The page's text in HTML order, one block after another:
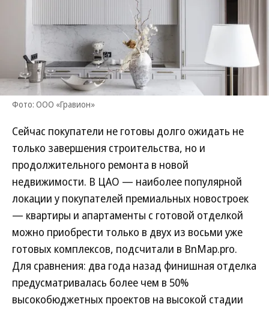
Фото: ООО «Гравион»
Сейчас покупатели не готовы долго ожидать не
только завершения строительства, но и
продолжительного ремонта в новой
недвижимости. В ЦАО — наиболее популярной
локации у покупателей премиальных новостроек
— квартиры и апартаменты с готовой отделкой
можно приобрести только в двух из восьми уже
готовых комплексов, подсчитали в BnMap.pro.
Для сравнения: два года назад финишная отделка
предусматривалась более чем в 50%
высокобюджетных проектов на высокой стадии